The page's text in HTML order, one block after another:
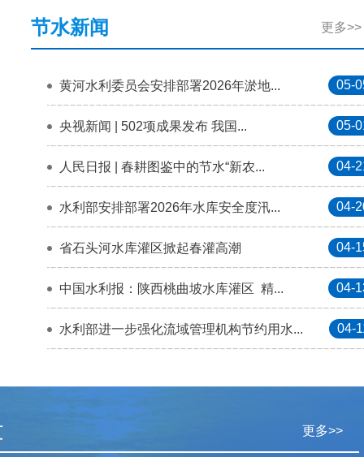
更多>>
节水新闻
05-
黄河水利委员会安排部署2026年淤地...
05-
央视新闻 | 502项成果发布 我国...
04-
人民日报 | 春耕图鉴中的节水“新农...
04-
水利部安排部署2026年水库安全度汛...
04-
省石头河水库灌区掀起春灌高潮
04-
中国水利报：陕西桃曲坡水库灌区 精...
04-
水利部进一步强化流域管理机构节约用水...
更多>>